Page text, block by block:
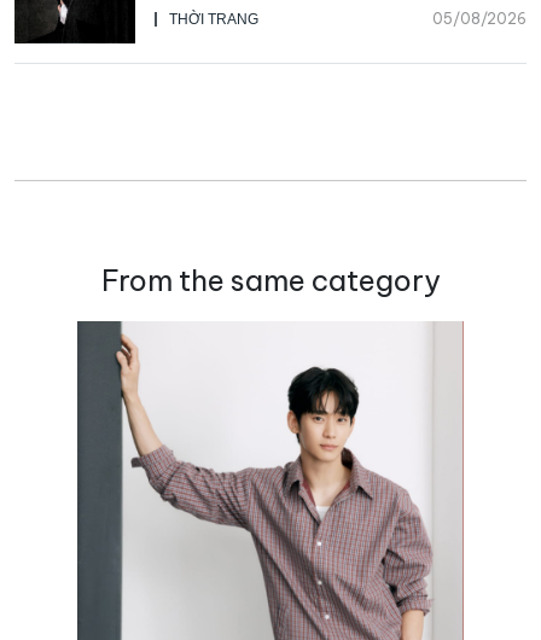
THỜI TRANG 05/08/2026
Galliano
From the same category